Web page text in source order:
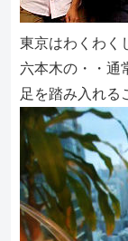
東京はわくわく
六本木の・・通
足を踏み入れる